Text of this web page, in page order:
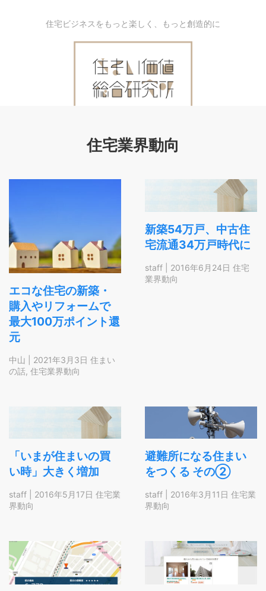
住宅ビジネスをもっと楽しく、もっと創造的に
住宅業界動向
エコな住宅の新築・
購入やリフォームで
最大100万ポイント還
元
中山 2021年3月3日 住まい
の話, 住宅業界動向
新築54万戸、中古住
宅流通34万戸時代に
staff 2016年6月24日 住宅
業界動向
「いまが住まいの買
い時」大きく増加
staff 2016年5月17日 住宅業
界動向
避難所になる住まい
をつくる その②
staff 2016年3月11日 住宅業
界動向